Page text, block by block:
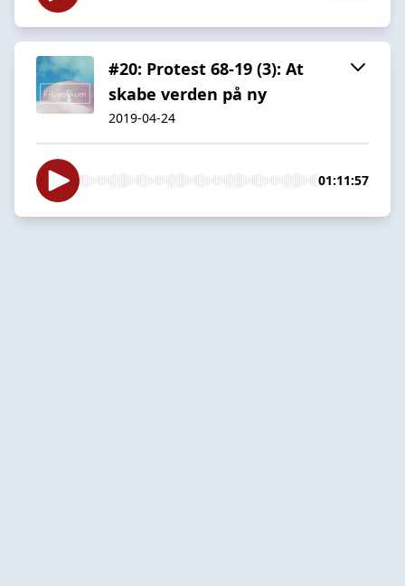
#20: Protest 68-19 (3): At
skabe verden på ny
2019-04-24
01:11:57